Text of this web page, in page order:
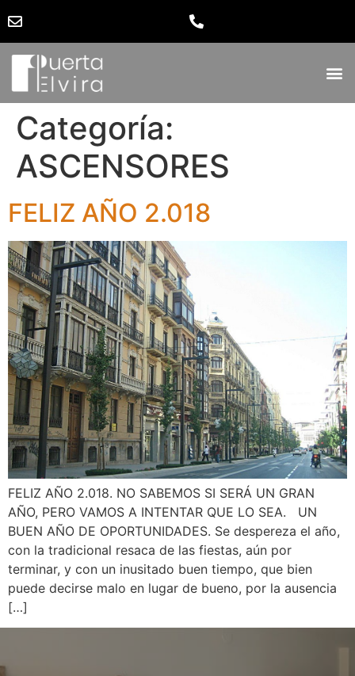
Categoría:
ASCENSORES
FELIZ AÑO 2.018
FELIZ AÑO 2.018. NO SABEMOS SI SERÁ UN GRAN
AÑO, PERO VAMOS A INTENTAR QUE LO SEA. UN
BUEN AÑO DE OPORTUNIDADES. Se despereza el año,
con la tradicional resaca de las fiestas, aún por
terminar, y con un inusitado buen tiempo, que bien
puede decirse malo en lugar de bueno, por la ausencia
[…]